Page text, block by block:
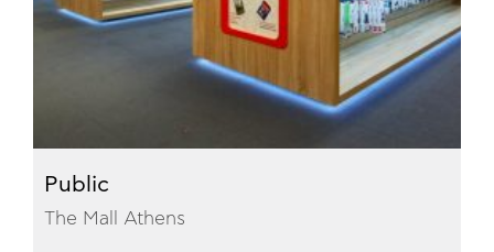
Public
The Mall Athens